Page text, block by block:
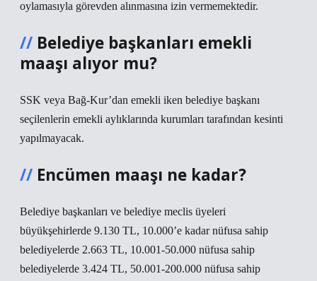
oylamasıyla görevden alınmasına izin vermemektedir.
Belediye başkanları emekli
maaşı alıyor mu?
SSK veya Bağ-Kur’dan emekli iken belediye başkanı
seçilenlerin emekli aylıklarında kurumları tarafından kesinti
yapılmayacak.
Encümen maaşı ne kadar?
Belediye başkanları ve belediye meclis üyeleri
büyükşehirlerde 9.130 TL, 10.000’e kadar nüfusa sahip
belediyelerde 2.663 TL, 10.001-50.000 nüfusa sahip
belediyelerde 3.424 TL, 50.001-200.000 nüfusa sahip